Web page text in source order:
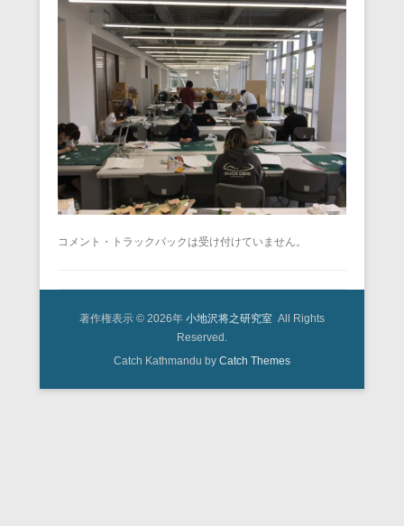
コメント・トラックバックは受け付けていません。
著作権表示 © 2026年 小地沢将之研究室 All Rights
Reserved.
Catch Kathmandu by Catch Themes